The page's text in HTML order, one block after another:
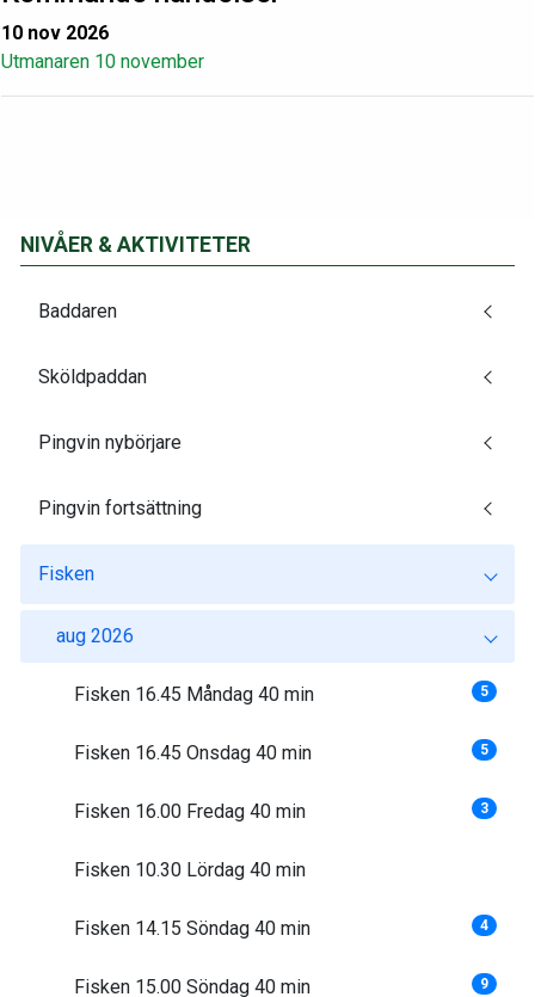
10 nov 2026
Utmanaren 10 november
NIVÅER & AKTIVITETER
Baddaren
Sköldpaddan
Pingvin nybörjare
Pingvin fortsättning
Fisken
aug 2026
Fisken 16.45 Måndag 40 min 5
Fisken 16.45 Onsdag 40 min 5
Fisken 16.00 Fredag 40 min 3
Fisken 10.30 Lördag 40 min
Fisken 14.15 Söndag 40 min 4
Fisken 15.00 Söndag 40 min 9